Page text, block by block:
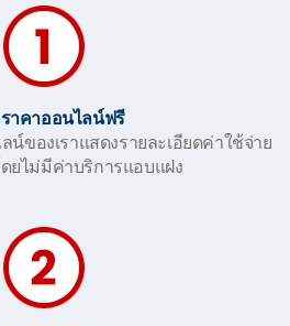
าคาออนไลน์ฟรี
น์ของเราแสดงรายละเอียดค่าใช้จ่าย
ยไม่มีค่าบริการแอบแฝง